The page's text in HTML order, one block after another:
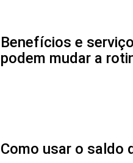
Benefícios e
podem mudar a
Como usar o saldo